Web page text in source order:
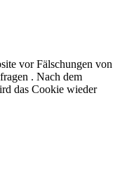
vor Fälschungen von
. Nach dem
das Cookie wieder